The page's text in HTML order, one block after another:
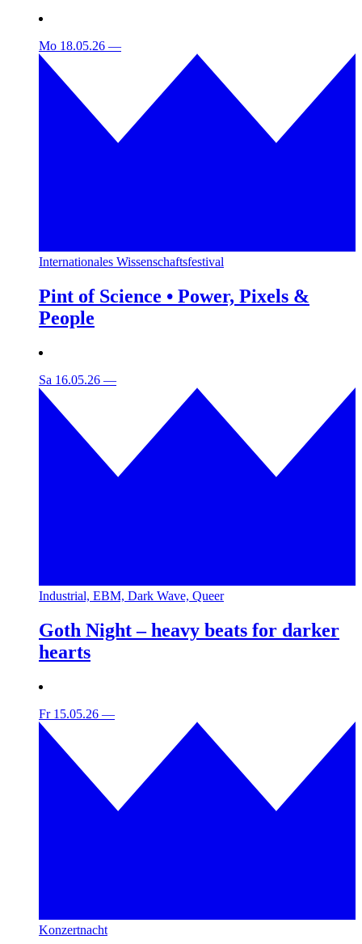
Mo 18.05.26 —
Internationales Wissenschaftsfestival
Pint of Science • Power, Pixels &
People
Sa 16.05.26 —
Industrial, EBM, Dark Wave, Queer
Goth Night – heavy beats for darker
hearts
Fr 15.05.26 —
Konzertnacht